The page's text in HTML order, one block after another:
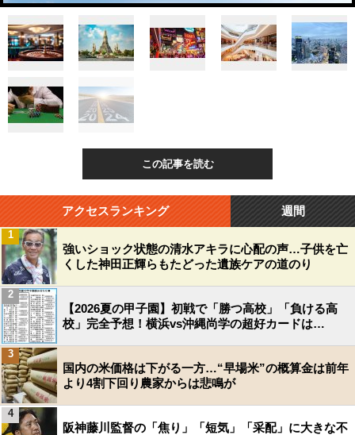
この記事を読む
アクセスランキング 週間
強いショック状態の清水アキラに心配の声…子供を亡
くした神田正輝らもたどった遺族ケアの道のり
1
【2026夏の甲子園】初戦で「勝つ高校」「負ける高
校」完全予想！横浜vs沖縄尚学の超好カードは…
2
国内の米価格は下がる一方…“早場米”の概算金は前年
より4割下回り農家からは悲鳴が
3
阪神藤川監督の「焦り」「短気」「采配」に大きな不
4